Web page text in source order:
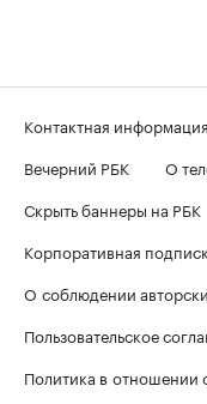
Контактная информация
Вечерний РБК
О
Скрыть баннеры на РБК
Корпоративная
О соблюдении
Пользовательское
Политика в отношении